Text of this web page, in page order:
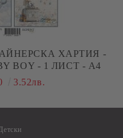
ХАРТИЯ -
BOY - 1 ЛИСТ - A4
3.52лв.